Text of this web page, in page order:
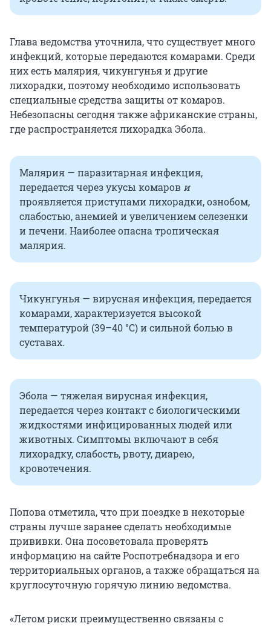
Глава ведомства уточнила, что существует много
инфекций, которые передаются комарами. Среди
них есть малярия, чикунгунья и другие
лихорадки, поэтому необходимо использовать
специальные средства защиты от комаров.
Небезопасны сегодня также африканские страны,
где распространяется лихорадка Эбола.
Малярия — паразитарная инфекция,
передается через укусы комаров и
проявляется приступами лихорадки, ознобом,
слабостью, анемией и увеличением селезенки
и печени. Наиболее опасна тропическая
малярия.
Чикунгунья — вирусная инфекция, передается
комарами, характеризуется высокой
температурой (39–40 °C) и сильной болью в
суставах.
Эбола — тяжелая вирусная инфекция,
передается через контакт с биологическими
жидкостями инфицированных людей или
животных. Симптомы включают в себя
лихорадку, слабость, рвоту, диарею,
кровотечения.
Попова отметила, что при поездке в некоторые
страны лучше заранее сделать необходимые
прививки. Она посоветовала проверять
информацию на сайте Роспотребнадзора и его
территориальных органов, а также обращаться на
круглосуточную горячую линию ведомства.
«Летом риски преимущественно связаны с